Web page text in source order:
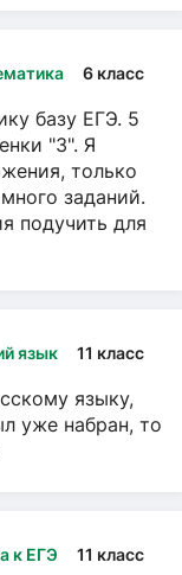
6 класс
базу ЕГЭ. 5
"3". Я
только
заданий.
подучить для
язык 11 класс
языку,
уже набран, то
к ЕГЭ 11 класс